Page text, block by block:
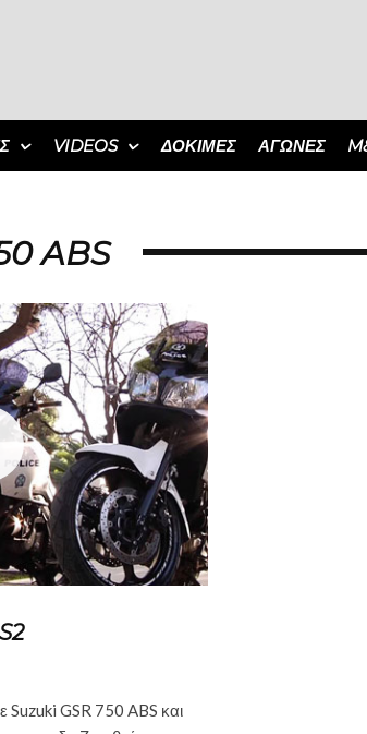
VIDEOS ΔΟΚΙΜΈΣ ΑΓΏΝΕΣ
ABS
Suzuki GSR 750 ABS και